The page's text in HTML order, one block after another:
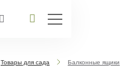
Товары для сада Балконные ящики